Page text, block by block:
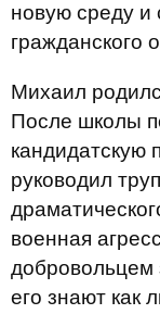
новую среду и
гражданского
Михаил
После школы
кандидатскую
руководил
военная
добровольцем
его знают как